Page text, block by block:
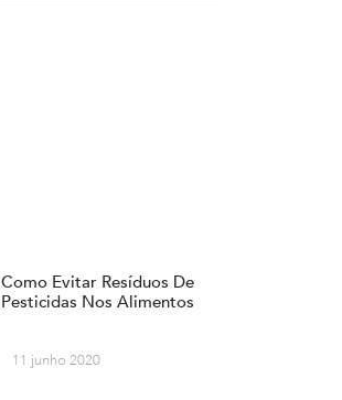
Como Evitar Resíduos De
Pesticidas Nos Alimentos
11 junho 2020